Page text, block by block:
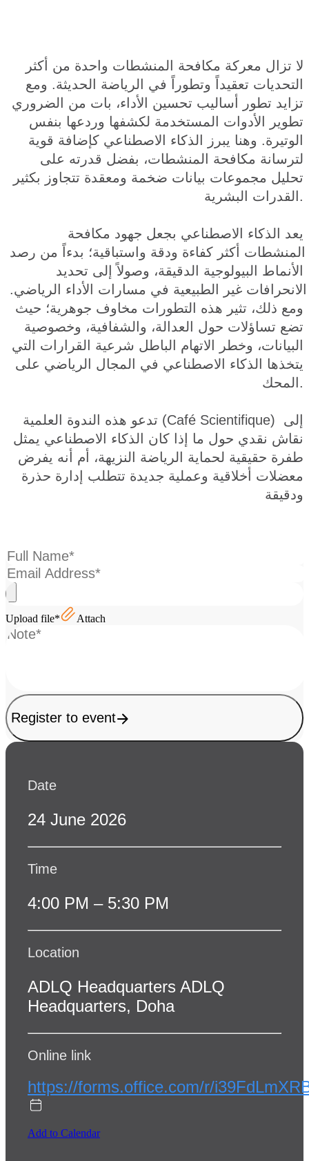
القدرات البشرية.
المحك.
تدعو هذه الندوة العلمية (Café Scientifique) إلى
ودقيقة
Upload file* Attach
Register to event
Date
24 June 2026
Time
4:00 PM – 5:30 PM
Location
ADLQ Headquarters ADLQ
Headquarters, Doha
Online link
https://forms.office.com/r/
Add to Calendar